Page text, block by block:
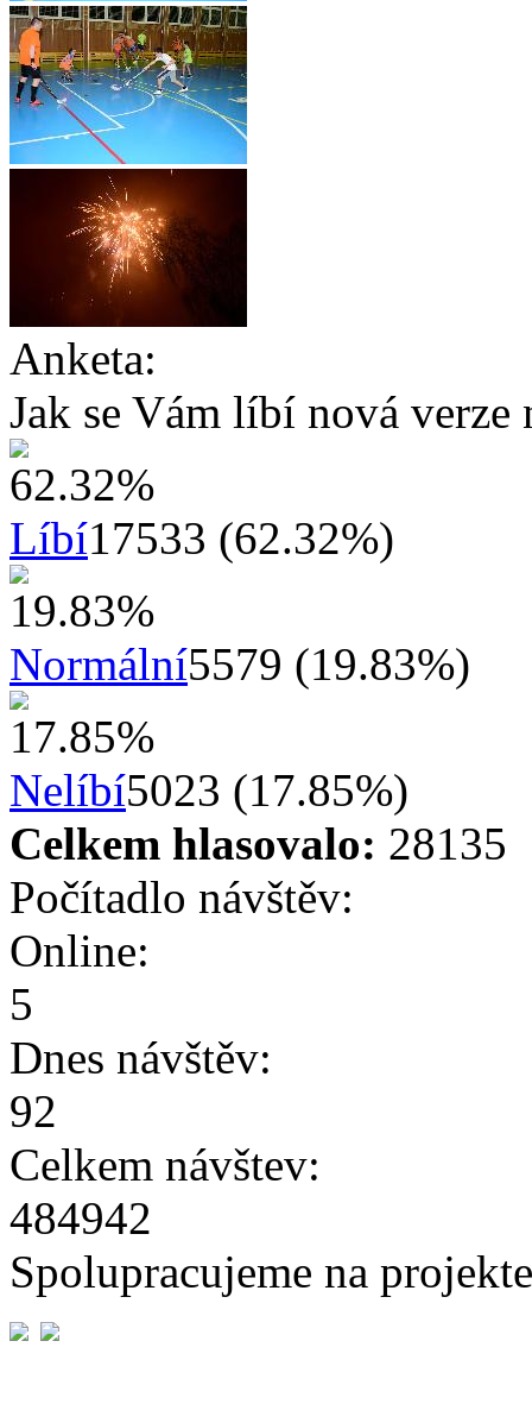
Anketa:
Jak se Vám líbí nová verze
Líbí17533 (62.32%)
Normální5579 (19.83%)
Nelíbí5023 (17.85%)
Celkem hlasovalo: 28135
Počítadlo návštěv:
Online:
5
Dnes návštěv:
92
Celkem návštev:
484942
Spolupracujeme na